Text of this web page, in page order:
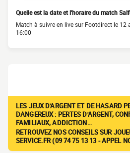
Quelle est la date et l'horaire du match
Match à suivre en live sur Footdirect le 12
16:00
LES JEUX D'ARGENT ET DE HASARD
DANGEREUX : PERTES D'ARGENT,
FAMILIAUX, ADDICTION…
RETROUVEZ NOS CONSEILS SUR
SERVICE.FR (09 74 75 13 13 - APPEL